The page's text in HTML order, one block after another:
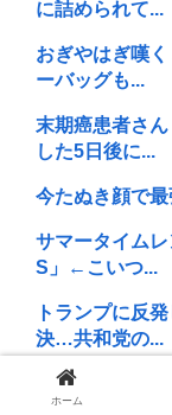
に詰められて...
おぎやはぎ嘆
ーバッグも...
末期癌患者さ
した5日後に...
今たぬき顔で
サマータイム
S」←こいつ...
トランプに反
決…共和党の...
清谷信一「防
自には運用...
ホーム